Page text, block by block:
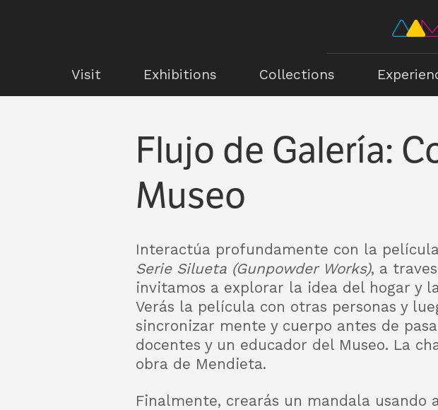
Visit Exhibitions Collections
Flujo de Galería:
Museo
Interactúa profundamente con la
Serie Silueta (Gunpowder Works), a
invitamos a explorar la idea del hogar y
Verás la película con otras personas y
sincronizar mente y cuerpo antes de
docentes y un educador del Museo. La
obra de Mendieta.
Finalmente, crearás un mandala usando